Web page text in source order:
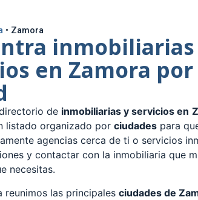
• Zamora
en Zamora por
de inmobiliarias y servicios en
listado organizado por ciudades para
agencias cerca de ti o servicios
y contactar con la inmobiliaria que
necesitas.
reunimos las principales ciudades de